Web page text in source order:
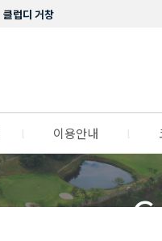
클럽디 거창
이용안내